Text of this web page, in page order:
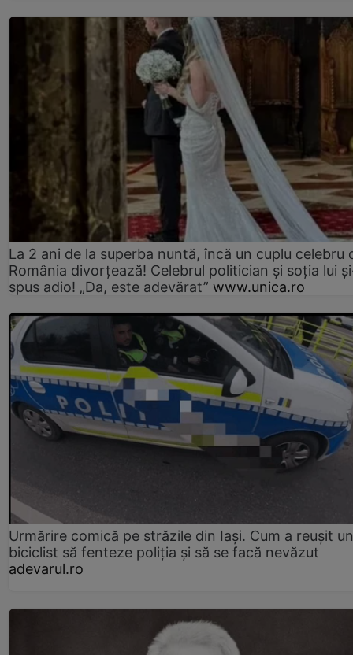
La 2 ani de la superba nuntă, încă un cuplu celebru
România divorțează! Celebrul politician și soția lui
spus adio! „Da, este adevărat” www.unica.ro
Urmărire comică pe străzile din Iași. Cum a reușit un
biciclist să fenteze poliția și să se facă nevăzut
adevarul.ro